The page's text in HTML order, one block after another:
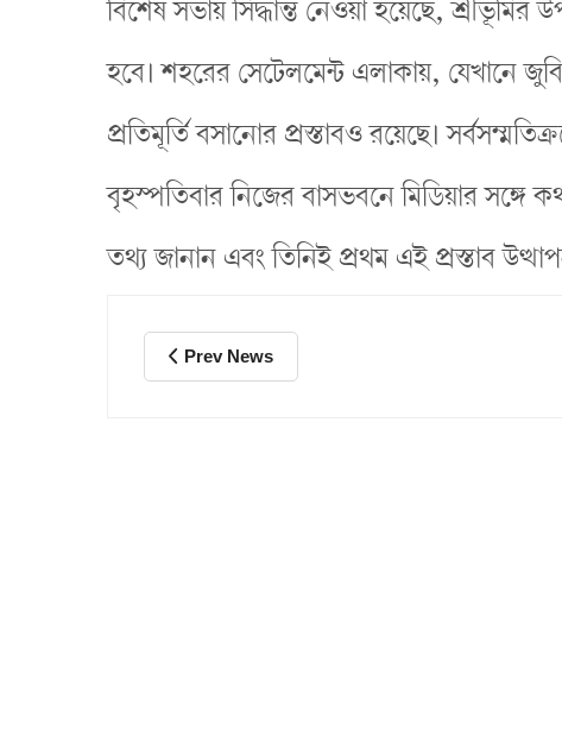
বিশেষ সভায় সিদ্ধান্ত নেওয়া হয়েছে, শ্রীভূমির
হবে। শহরের সেটেলমেন্ট এলাকায়, যেখানে
প্রতিমূর্তি বসানোর প্রস্তাবও রয়েছে।
বৃহস্পতিবার নিজের বাসভবনে মিডিয়ার
তথ্য জানান এবং তিনিই প্রথম এই প্রস্তাব
Prev News